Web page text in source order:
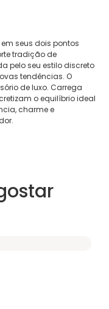
seus dois pontos
tradição de
pelo seu estilo discreto
tendências. O
de luxo. Carrega
o equilíbrio ideal
charme e